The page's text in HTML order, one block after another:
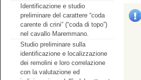
Identificazione e studio
preliminare del carattere “coda
carente di crini” (“coda di topo”)
nel cavallo Maremmano.
Studio preliminare sulla
identificazione e localizzazione
dei remolini e loro correlazione
con la valutazione ed